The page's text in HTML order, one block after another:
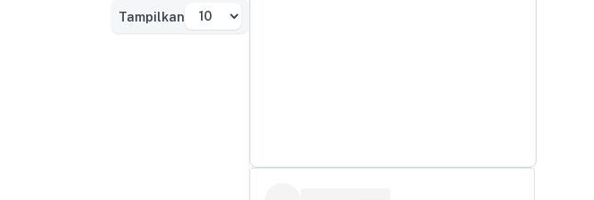
Tampilkan
Tampilkan